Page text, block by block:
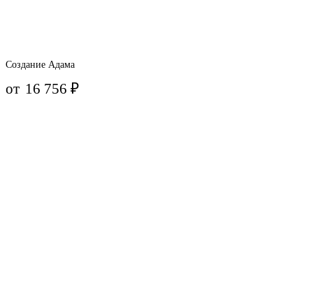
Создание Адама
от 16 756₽